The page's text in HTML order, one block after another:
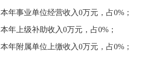
本年事业单位经营收入0万元，占0%；
本年上级补助收入0万元，占0%；
本年附属单位上缴收入0万元，占0%；